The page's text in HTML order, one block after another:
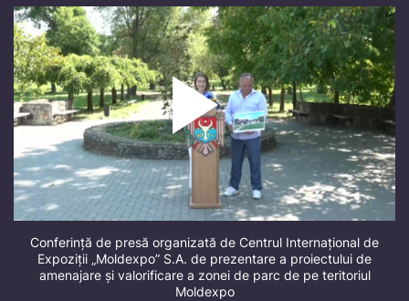
Conferință de presă organizată de Centrul Internațional de
Expoziții „Moldexpo” S.A. de prezentare a proiectului de
amenajare și valorificare a zonei de parc de pe teritoriul
Moldexpo